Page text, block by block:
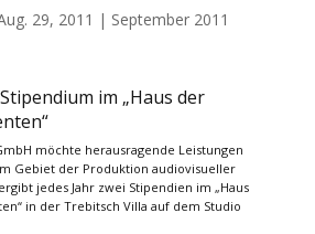
29, 2011 | September 2011
im „Haus der
möchte herausragende Leistungen
Gebiet der Produktion audiovisueller
jedes Jahr zwei Stipendien im „Haus
in der Trebitsch Villa auf dem Studio